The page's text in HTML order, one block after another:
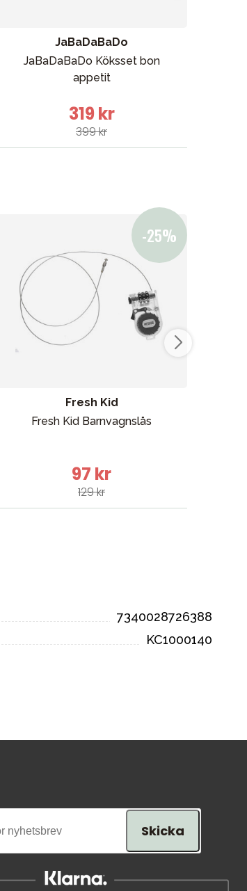
JaBaDaBaDo
JaBaDaBaDo Köksset bon
appetit
319 kr
399 kr
Fresh Kid
Fresh Kid Barnvagnslås
97 kr
129 kr
7340028726388
KC1000140
Skicka